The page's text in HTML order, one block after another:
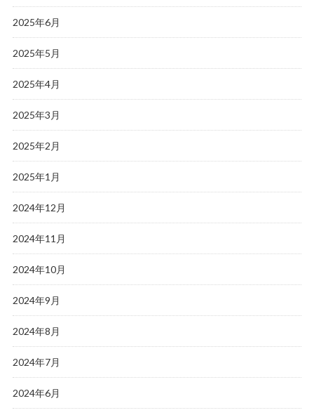
2025年6月
2025年5月
2025年4月
2025年3月
2025年2月
2025年1月
2024年12月
2024年11月
2024年10月
2024年9月
2024年8月
2024年7月
2024年6月